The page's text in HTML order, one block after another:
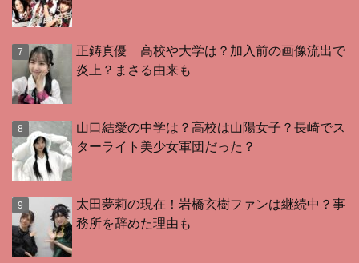
正鋳真優 高校や大学は？加入前の画像流出で
炎上？まさる由来も
山口結愛の中学は？高校は山陽女子？長崎でス
ターライト美少女軍団だった？
太田夢莉の現在！岩橋玄樹ファンは継続中？事
務所を辞めた理由も